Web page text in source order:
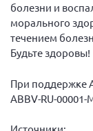
Липецкая
г. Москва
болезни и
морального
течением
Будьте здоровы!
При поддержке
ABBV-RU-00001-